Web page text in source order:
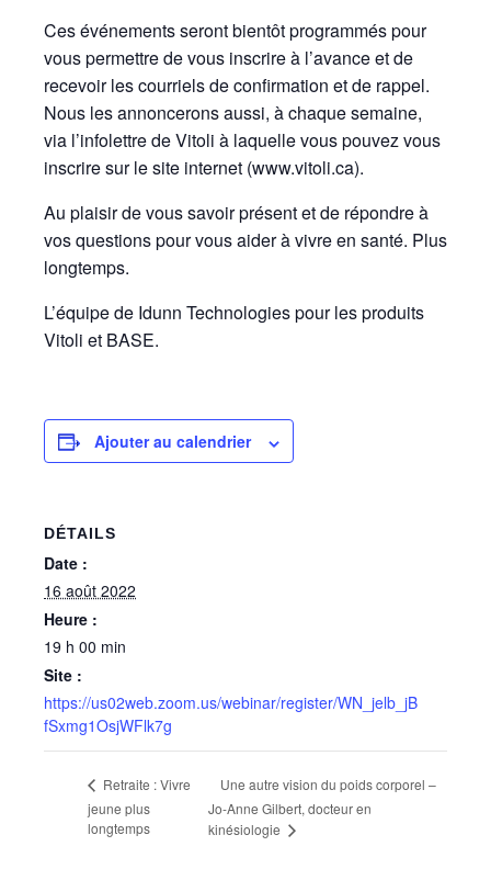
Ces événements seront bientôt programmés pour
vous permettre de vous inscrire à l’avance et de
recevoir les courriels de confirmation et de rappel.
Nous les annoncerons aussi, à chaque semaine,
via l’infolettre de Vitoli à laquelle vous pouvez vous
inscrire sur le site internet (www.vitoli.ca).
Au plaisir de vous savoir présent et de répondre à
vos questions pour vous aider à vivre en santé. Plus
longtemps.
L’équipe de Idunn Technologies pour les produits
Vitoli et BASE.
Ajouter au calendrier
DÉTAILS
Date :
16 août 2022
Heure :
19 h 00 min
Site :
https://us02web.zoom.us/webinar/register/WN_jelb_jB
fSxmg1OsjWFlk7g
Retraite : Vivre
jeune plus
longtemps
Une autre vision du poids corporel –
Jo-Anne Gilbert, docteur en
kinésiologie